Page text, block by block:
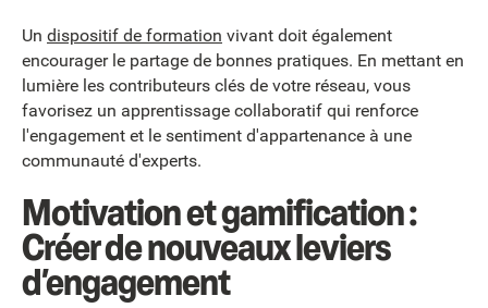
Un dispositif de formation vivant doit également
encourager le partage de bonnes pratiques. En mettant en
lumière les contributeurs clés de votre réseau, vous
favorisez un apprentissage collaboratif qui renforce
l'engagement et le sentiment d'appartenance à une
communauté d'experts.
Motivation et gamification :
Créer de nouveaux leviers
d’engagement